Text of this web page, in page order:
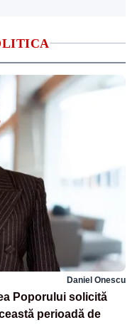
Daniel Onescu
Poporului solicită
perioadă de